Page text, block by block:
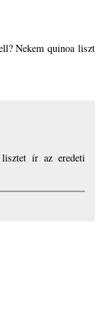
Nekem quinoa liszt
ír az eredeti